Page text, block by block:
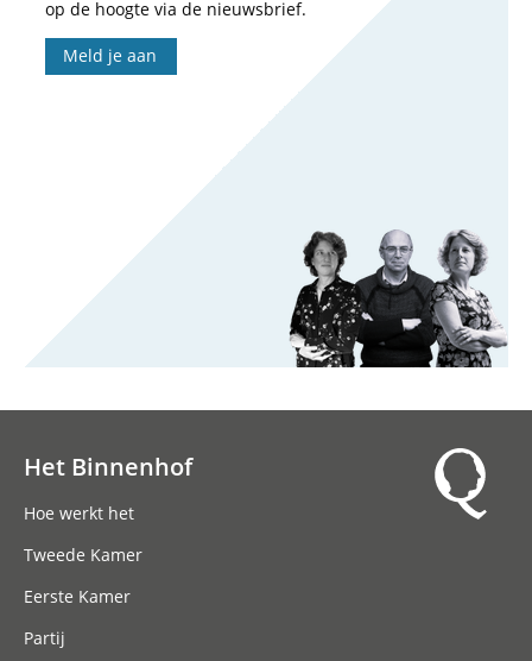
op de hoogte via de nieuwsbrief.
Meld je aan
Het Binnenhof
Hoe werkt het
Tweede Kamer
Eerste Kamer
Partij